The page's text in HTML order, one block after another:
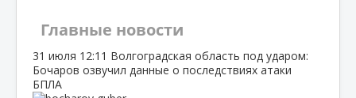
Главные новости
31 июля 12:11 Волгоградская область под ударом:
Бочаров озвучил данные о последствиях атаки
БПЛА